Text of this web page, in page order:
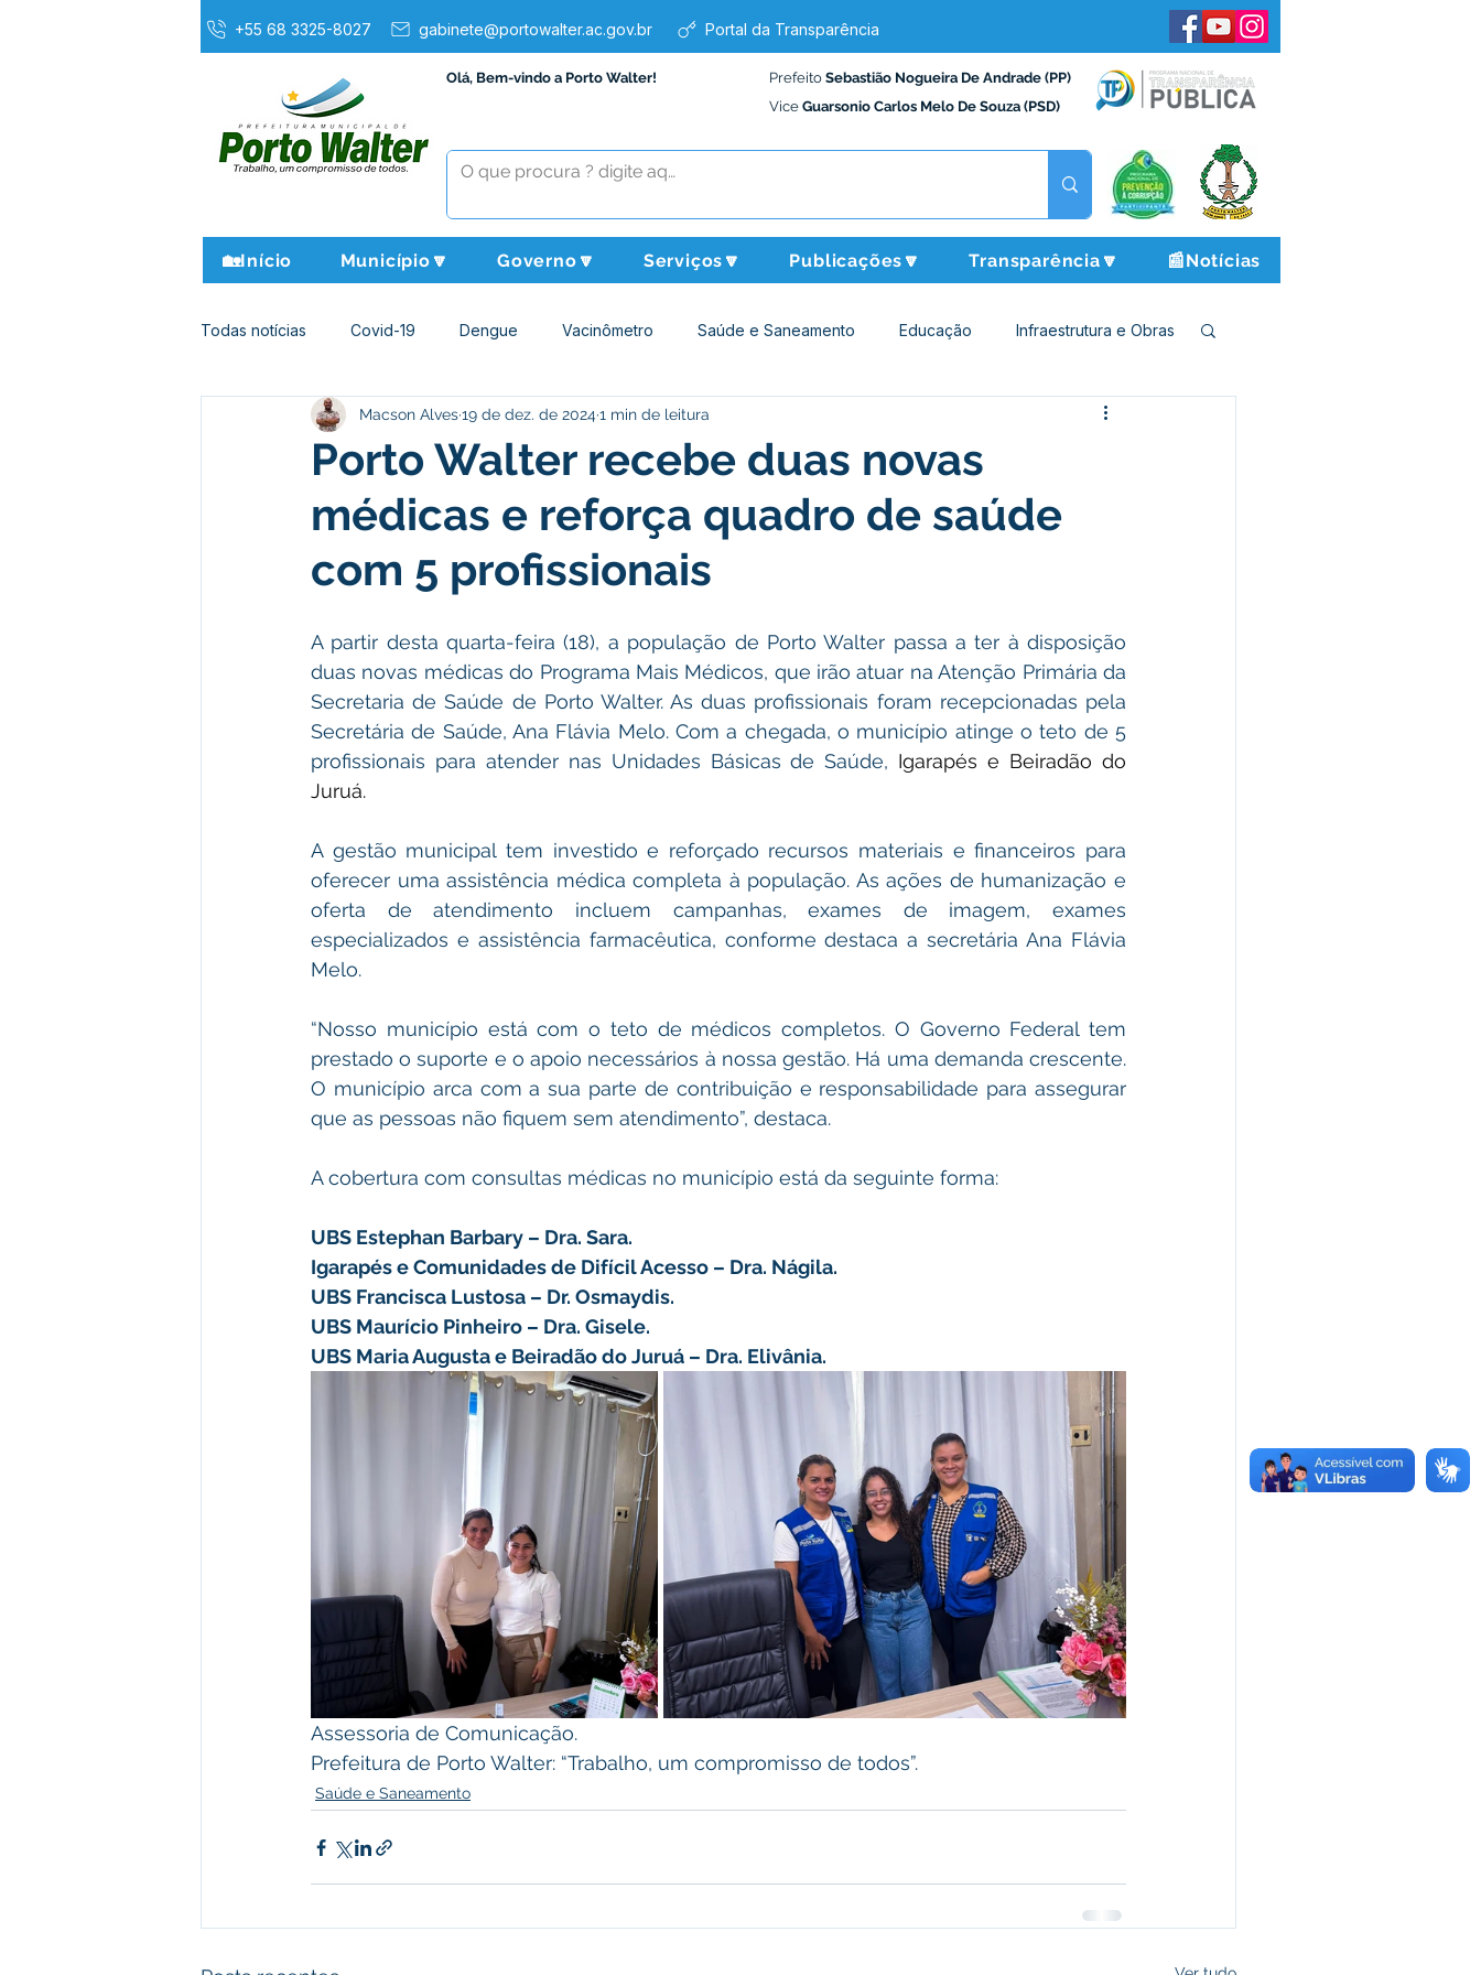
+55 68 3325-8027 gabinete@portowalter.ac.gov.br Portal da Transparência
Olá, Bem-vindo a Porto Walter! Prefeito Sebastião Nogueira De Andrade (PP)
Vice Guarsonio Carlos Melo De Souza (PSD)
🏡Início Município🔽 Governo🔽 Serviços🔽 Publicações🔽 Transparência🔽 📰Notícias
Todas notícias Covid-19 Dengue Vacinômetro Saúde e Saneamento Educação Infraestrutura e Obras
Agricultura e Meio Ambiente Assistência Social Desporto Cultura e Lazer
Institucional e Governo Políticas Públicas Nota de Pesar Campanhas Datas Comemorativas
Enchente
Licitações Leilão Eleições Festival do Milho Agricultura Limpeza pública Esporte
Apoio ao produtor Saúde Aniversário da cidade
Porto Walter recebe duas novas
médicas e reforça quadro de saúde
com 5 profissionais
Macson Alves19 de dez. de 20241 min de leitura
A partir desta quarta-feira (18), a população de Porto Walter passa a ter à disposição
duas novas médicas do Programa Mais Médicos, que irão atuar na Atenção Primária da
Secretaria de Saúde de Porto Walter. As duas profissionais foram recepcionadas pela
Secretária de Saúde, Ana Flávia Melo. Com a chegada, o município atinge o teto de 5
profissionais para atender nas Unidades Básicas de Saúde, Igarapés e Beiradão do
Juruá.
A gestão municipal tem investido e reforçado recursos materiais e financeiros para
oferecer uma assistência médica completa à população. As ações de humanização e
oferta de atendimento incluem campanhas, exames de imagem, exames
especializados e assistência farmacêutica, conforme destaca a secretária Ana Flávia
Melo.
“Nosso município está com o teto de médicos completos. O Governo Federal tem
prestado o suporte e o apoio necessários à nossa gestão. Há uma demanda crescente.
O município arca com a sua parte de contribuição e responsabilidade para assegurar
que as pessoas não fiquem sem atendimento”, destaca.
A cobertura com consultas médicas no município está da seguinte forma:
UBS Estephan Barbary – Dra. Sara.
Igarapés e Comunidades de Difícil Acesso – Dra. Nágila.
UBS Francisca Lustosa – Dr. Osmaydis.
UBS Maurício Pinheiro – Dra. Gisele.
UBS Maria Augusta e Beiradão do Juruá – Dra. Elivânia.
Assessoria de Comunicação.
Prefeitura de Porto Walter: “Trabalho, um compromisso de todos”.
Saúde e Saneamento